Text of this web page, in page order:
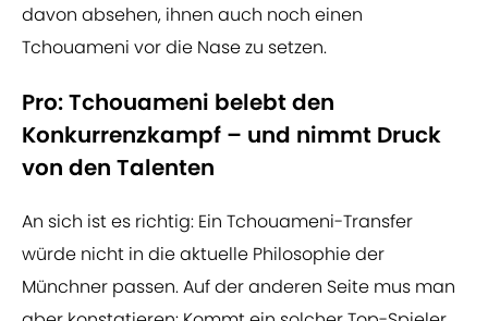
davon absehen, ihnen auch noch einen
Tchouameni vor die Nase zu setzen.
Pro: Tchouameni belebt den
Konkurrenzkampf – und nimmt Druck
von den Talenten
An sich ist es richtig: Ein Tchouameni-Transfer
würde nicht in die aktuelle Philosophie der
Münchner passen. Auf der anderen Seite mus man